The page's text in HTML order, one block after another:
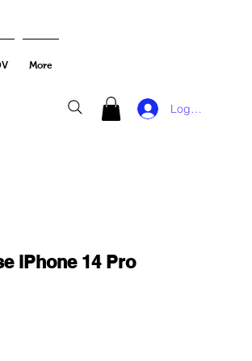
More
Log In
iPhone 14 Pro